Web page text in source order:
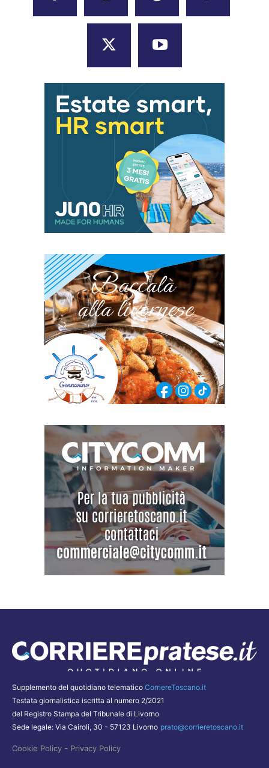
Supplemento del quotidiano telematico CorriereToscano.it
Testata giornalistica iscritta al numero 2/2021
del Registro Stampa del Tribunale di Livorno
Sede legale: Via Cairoli, 30 - 57123 Livorno prato@corrieretoscano.it
Cookie Policy - Privacy Policy